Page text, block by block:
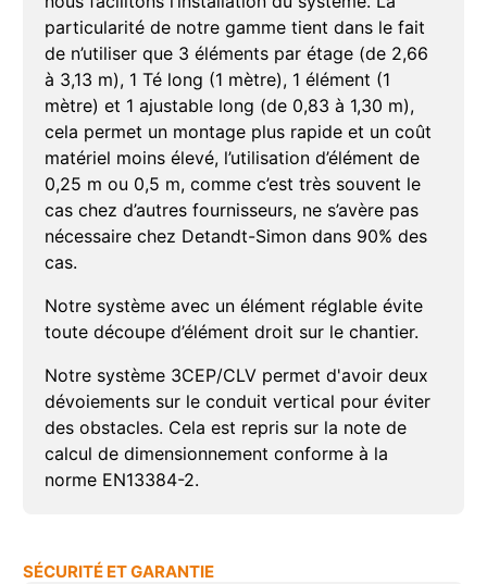
particularité de notre gamme tient dans le fait
de n’utiliser que 3 éléments par étage (de 2,66
à 3,13 m), 1 Té long (1 mètre), 1 élément (1
mètre) et 1 ajustable long (de 0,83 à 1,30 m),
cela permet un montage plus rapide et un coût
matériel moins élevé, l’utilisation d’élément de
0,25 m ou 0,5 m, comme c’est très souvent le
cas chez d’autres fournisseurs, ne s’avère pas
nécessaire chez Detandt-Simon dans 90% des
cas.
Notre système avec un élément réglable évite
toute découpe d’élément droit sur le chantier.
Notre système 3CEP/CLV permet d'avoir deux
dévoiements sur le conduit vertical pour éviter
des obstacles. Cela est repris sur la note de
calcul de dimensionnement conforme à la
norme EN13384-2.
SÉCURITÉ ET GARANTIE